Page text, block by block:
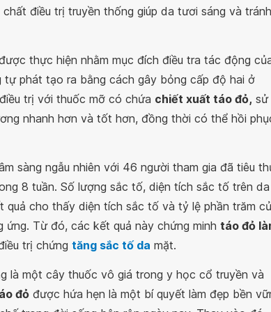
điều trị truyền thống giúp da tươi sáng và tránh
thực hiện nhằm mục đích điều tra tác động
phát tạo ra bằng cách gây bỏng cấp độ hai ở
trị với thuốc mỡ có chứa chiết xuất táo đỏ, sử
nhanh hơn và tốt hơn, đồng thời có thể hồi
sàng ngẫu nhiên với 46 người tham gia đã tiêu
8 tuần. Số lượng sắc tố, diện tích sắc tố trên da
quả cho thấy diện tích sắc tố và tỷ lệ phần trăm
Từ đó, các kết quả này chứng minh táo đỏ
trị chứng tăng sắc tố da mặt.
là một cây thuốc vô giá trong y học cổ truyền và
đỏ được hứa hẹn là một bí quyết làm đẹp bền